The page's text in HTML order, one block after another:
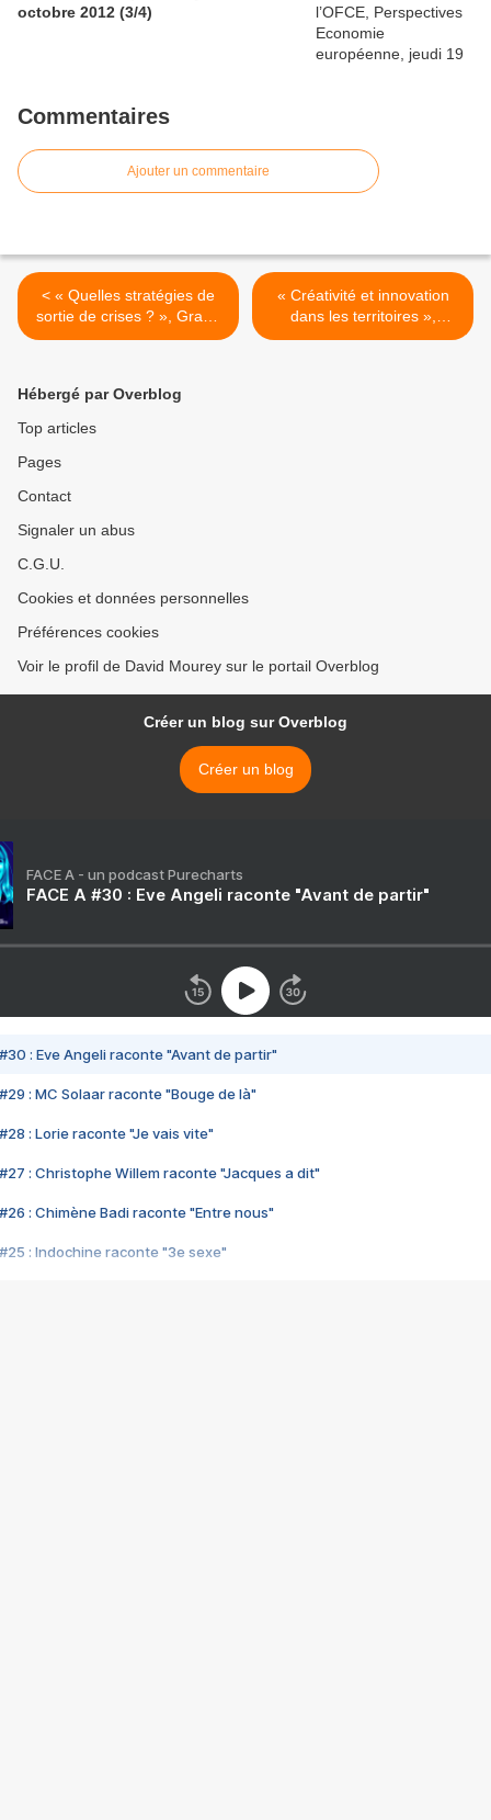
octobre 2012 (3/4)
Commentaires
Ajouter un commentaire
< « Quelles stratégies de
sortie de crises ? », Grand
Débat à Pontault-Combault
« Créativité et innovation
dans les territoires »,
rapport de Michel Godet ...
Hébergé par Overblog
Top articles
Pages
Contact
Signaler un abus
C.G.U.
Cookies et données personnelles
Préférences cookies
Voir le profil de David Mourey sur le portail Overblog
Créer un blog sur Overblog
Créer un blog
FACE A - un podcast Purecharts
FACE A #30 : Eve Angeli raconte "Avant de partir"
#30 : Eve Angeli raconte "Avant de partir"
#29 : MC Solaar raconte "Bouge de là"
#28 : Lorie raconte "Je vais vite"
#27 : Christophe Willem raconte "Jacques a dit"
#26 : Chimène Badi raconte "Entre nous"
#25 : Indochine raconte "3e sexe"